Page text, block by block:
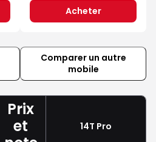
Acheter
Comparer un autre
mobile
Prix
et
14T Pro